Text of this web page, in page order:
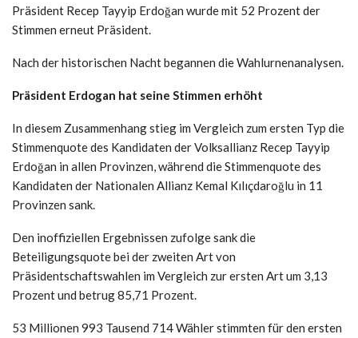
Präsident Recep Tayyip Erdoğan wurde mit 52 Prozent der
Stimmen erneut Präsident.
Nach der historischen Nacht begannen die Wahlurnenanalysen.
Präsident Erdogan hat seine Stimmen erhöht
In diesem Zusammenhang stieg im Vergleich zum ersten Typ die
Stimmenquote des Kandidaten der Volksallianz Recep Tayyip
Erdoğan in allen Provinzen, während die Stimmenquote des
Kandidaten der Nationalen Allianz Kemal Kılıçdaroğlu in 11
Provinzen sank.
Den inoffiziellen Ergebnissen zufolge sank die
Beteiligungsquote bei der zweiten Art von
Präsidentschaftswahlen im Vergleich zur ersten Art um 3,13
Prozent und betrug 85,71 Prozent.
53 Millionen 993 Tausend 714 Wähler stimmten für den ersten